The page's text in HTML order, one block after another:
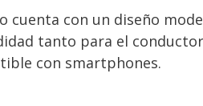
cuenta con un diseño
tanto para el
con smartphones.